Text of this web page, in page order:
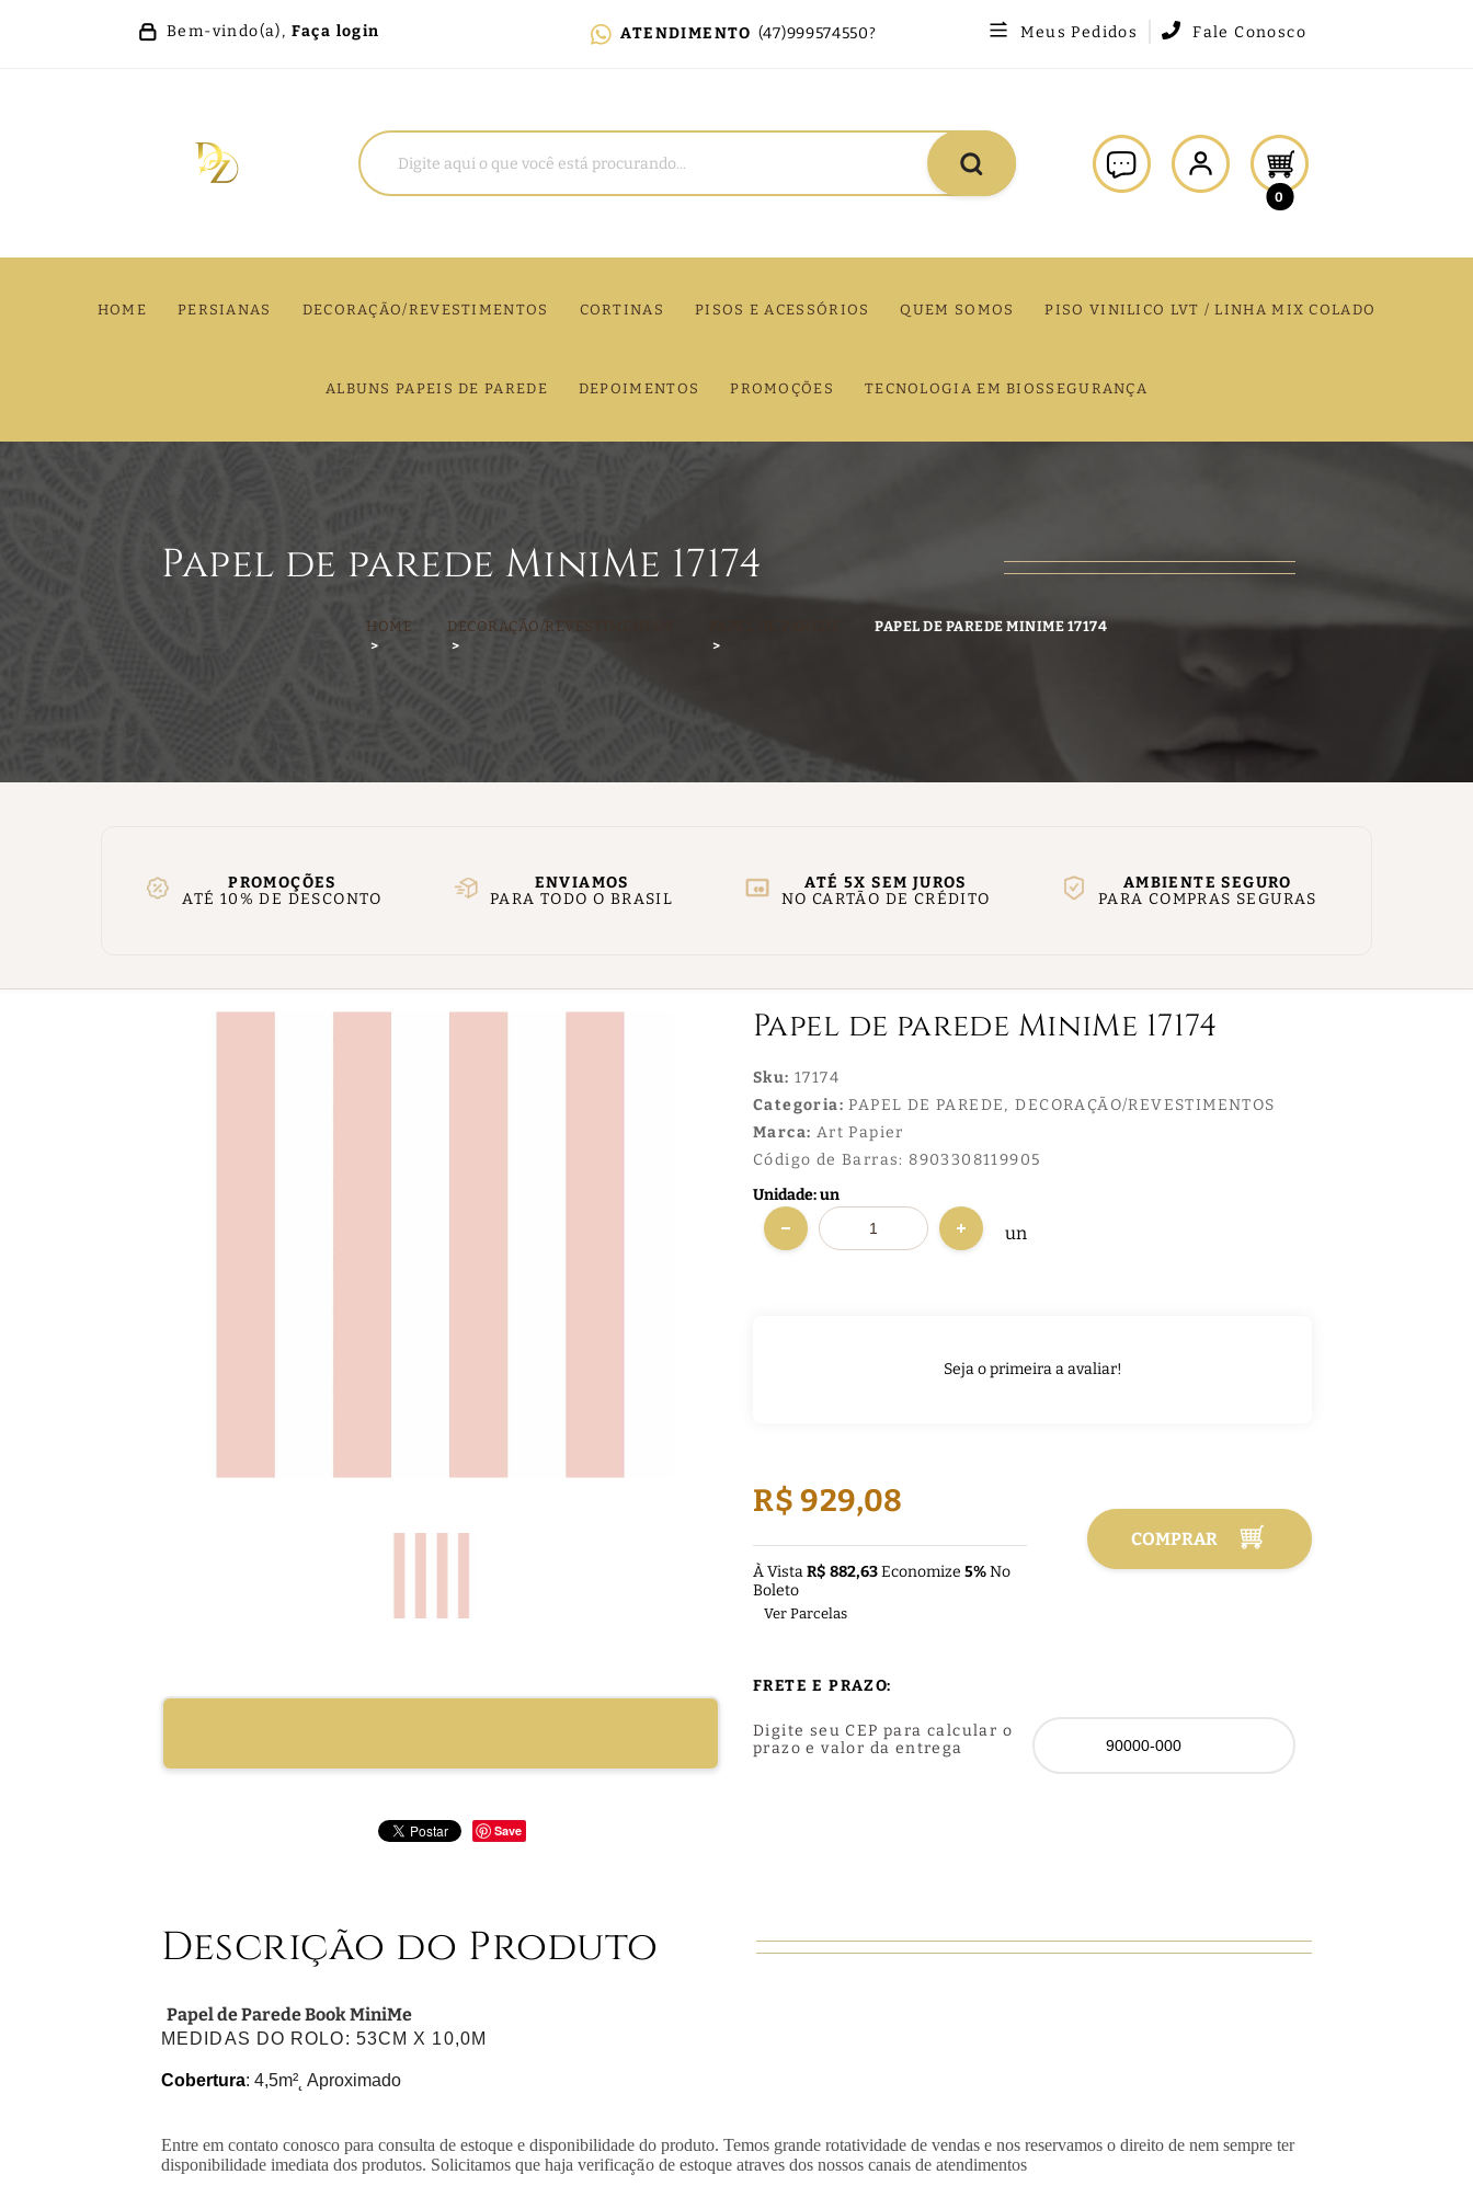
Bem-vindo(a), Faça login ATENDIMENTO (47)999574550? Meus Pedidos Fale Conosco
0
HOME PERSIANAS DECORAÇÃO/REVESTIMENTOS CORTINAS PISOS E ACESSÓRIOS QUEM SOMOS PISO VINILICO LVT / LINHA MIX COLADO
ALBUNS PAPEIS DE PAREDE DEPOIMENTOS PROMOÇÕES TECNOLOGIA EM BIOSSEGURANÇA
HOME DECORAÇÃO/REVESTIMENTOS PAPEL DE PAREDE MINIME 17174
Papel de parede MiniMe 17174
PROMOÇÕES
ATÉ 10% DE DESCONTO
ENVIAMOS
PARA TODO O BRASIL
ATÉ 5X SEM JUROS
NO CARTÃO DE CRÉDITO
AMBIENTE SEGURO
PARA COMPRAS SEGURAS
Save
Papel de parede MiniMe 17174
Sku: 17174
Categoria: PAPEL DE PAREDE
DECORAÇÃO/REVESTIMENTOS
Marca: Art Papier
Código de Barras: 8903308119905
Seja o primeira a avaliar!
Unidade: un
un
R$ 929,08
À VistaR$ 882,63Economize 5%No
Boleto
Ver Parcelas
COMPRAR
FRETE E PRAZO:
Digite seu CEP para calcular o
prazo e valor da entrega
Descrição do Produto
Papel de Parede Book MiniMe
MEDIDAS DO ROLO: 53CM X 10,0M
Cobertura: 4,5m²˛ Aproximado
Entre em contato conosco para consulta de estoque e disponibilidade do produto. Temos grande rotatividade de vendas e nos reservamos o direito de nem sempre ter
disponibilidade imediata dos produtos. Solicitamos que haja verificação de estoque atraves dos nossos canais de atendimentos